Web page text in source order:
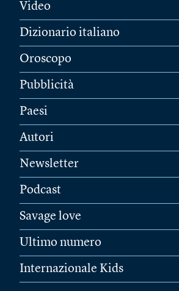
Video
Dizionario italiano
Oroscopo
Pubblicità
Paesi
Autori
Newsletter
Podcast
Savage love
Ultimo numero
Internazionale Kids